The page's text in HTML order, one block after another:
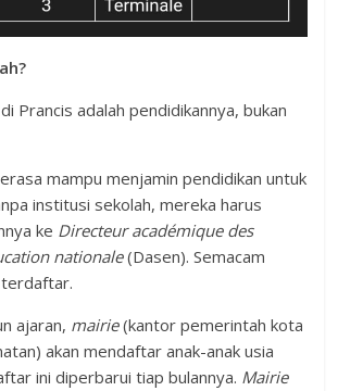
Prancis adalah pendidikannya, bukan
mampu menjamin pendidikan untuk
institusi sekolah, mereka harus
ke Directeur académique des
nationale(Dasen). Semacam
ajaran, mairie(kantor pemerintah kota
akan mendaftar anak-anak usia
ini diperbarui tiap bulannya. Mairie